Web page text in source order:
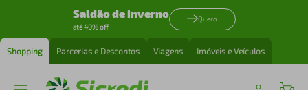
Saldão de inverno
até 40% off
Quero
Shopping Parcerias e Descontos Viagens Imóveis e Veículos